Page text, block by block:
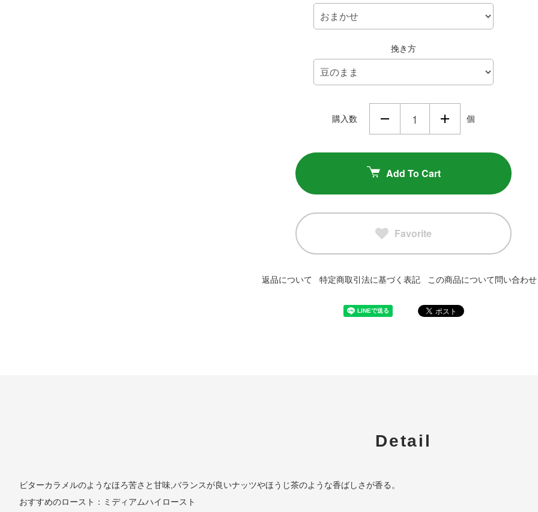
挽き方
購入数 個
Add To Cart
Favorite
返品について 特定商取引法に基づく表記 この商品について問い合わ
Detail
ビターカラメルのようなほろ苦さと甘味,バランスが良いナッツやほうじ茶のような香ばしさが香る。
おすすめのロースト：ミディアムハイロースト